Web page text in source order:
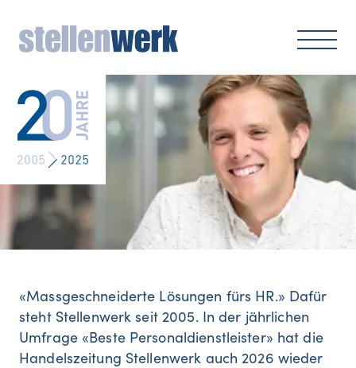
«Massgeschneiderte Lösungen fürs HR.» Dafür
steht Stellenwerk seit 2005. In der jährlichen
Umfrage «Beste Personaldienstleister» hat die
Handelszeitung Stellenwerk auch 2026 wieder